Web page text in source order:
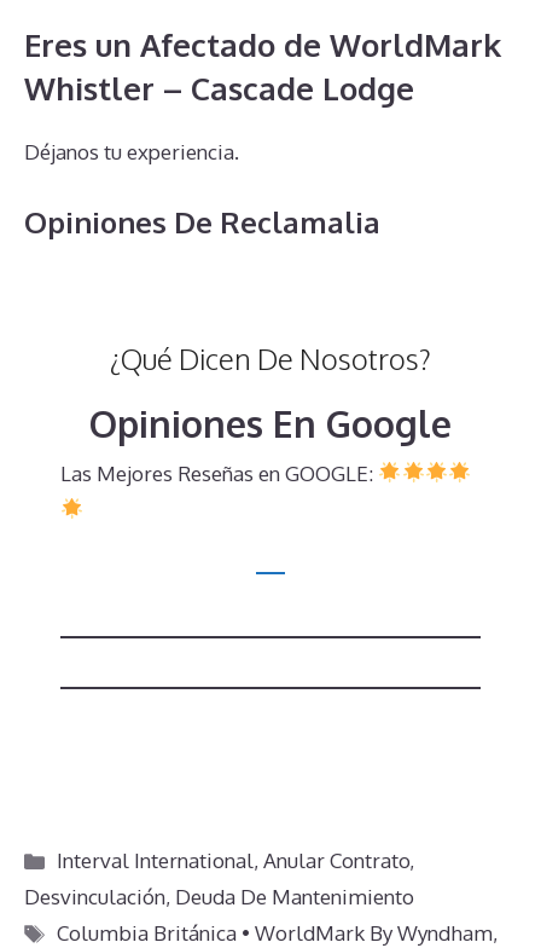
Eres un Afectado de WorldMark
Whistler – Cascade Lodge
Déjanos tu experiencia.
Opiniones De Reclamalia
¿Qué Dicen De Nosotros?
Opiniones En Google
Las Mejores Reseñas en GOOGLE:
Categorías
Interval International,Anular Contrato,
Desvinculación, Deuda De Mantenimiento
Etiquetas
Columbia Británica • WorldMark By Wyndham,